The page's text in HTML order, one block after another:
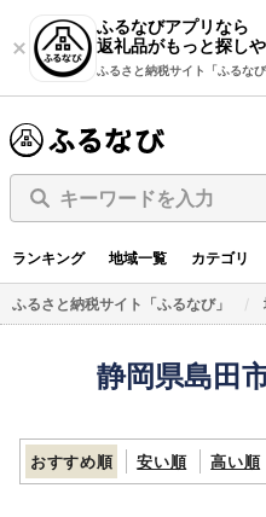
ふるなびアプリなら
返礼品がもっと探しや
ふるさと納税サイト「ふるなび
キーワードを入力
ランキング 地域一覧 カテゴリ
ふるさと納税サイト「ふるなび」
静岡県島田
おすすめ順 安い順 高い順